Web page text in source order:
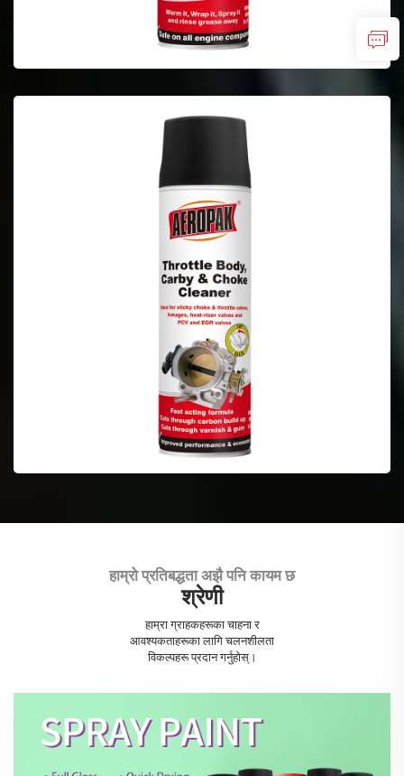
हाम्रो प्रतिबद्धता अझै पनि कायम छ
श्रेणी
हाम्रा ग्राहकहरूका चाहना र
आवश्यकताहरूका लागि चलनशीलता
विकल्पहरू प्रदान गर्नुहोस्।
एरोसल स्प्रे पेन्ट